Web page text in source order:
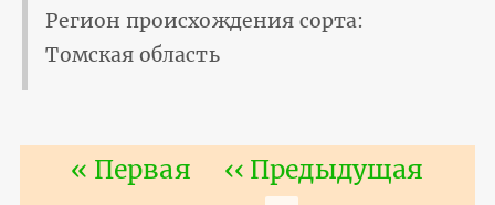
Регион происхождения сорта:
Томская область
Нумерация
страниц
Первая
« Первая
Предыдущая
‹‹ Предыдущая